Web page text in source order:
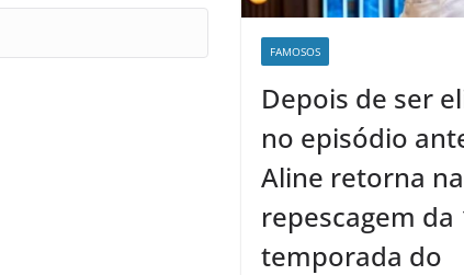
FAMOSOS
Depois de ser
no episódio
Aline retorna na
repescagem da
temporada do